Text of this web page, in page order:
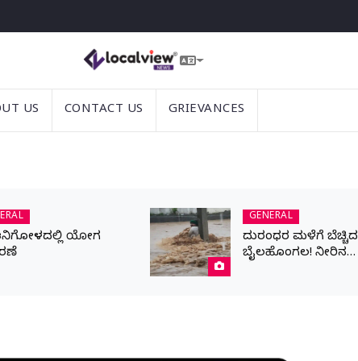
US CONTACT US GRIEVANCES
ಯೋಗ
GENERAL
ದುರಂಧರ ಮಳೆಗೆ ಬೆಚ್ಚಿದ
ಬೈಲಹೊಂಗಲ! ನೀರಿನ